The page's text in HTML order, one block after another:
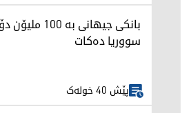
بانکی جیهانی
سووریا دەکات
پێش 40 خولەک